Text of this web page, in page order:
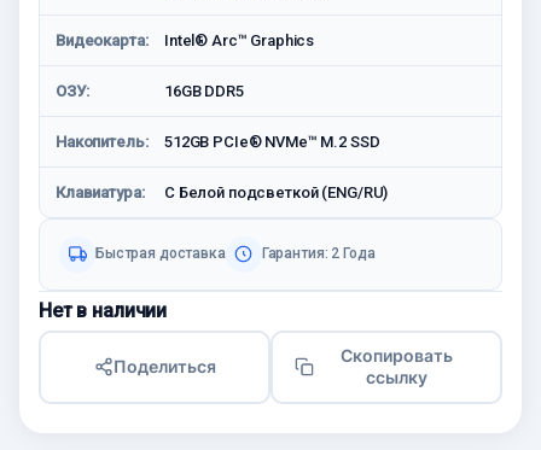
Видеокарта: Intel® Arc™ Graphics
ОЗУ: 16GB DDR5
Накопитель: 512GB PCIe® NVMe™ M.2 SSD
Клавиатура: С Белой подсветкой (ENG/RU)
Быстрая доставка Гарантия: 2 Года
Нет в наличии
Поделиться
Скопировать
ссылку